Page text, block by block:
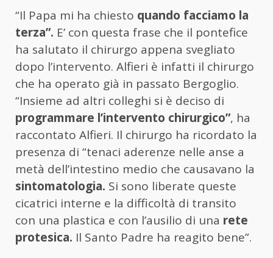
“Il Papa mi ha chiesto quando facciamo la
terza”. E’ con questa frase che il pontefice
ha salutato il chirurgo appena svegliato
dopo l’intervento. Alfieri è infatti il chirurgo
che ha operato già in passato Bergoglio.
“Insieme ad altri colleghi si è deciso di
programmare l’intervento chirurgico”, ha
raccontato Alfieri. Il chirurgo ha ricordato la
presenza di “tenaci aderenze nelle anse a
metà dell’intestino medio che causavano la
sintomatologia. Si sono liberate queste
cicatrici interne e la difficoltà di transito
con una plastica e con l’ausilio di una rete
protesica. Il Santo Padre ha reagito bene”.